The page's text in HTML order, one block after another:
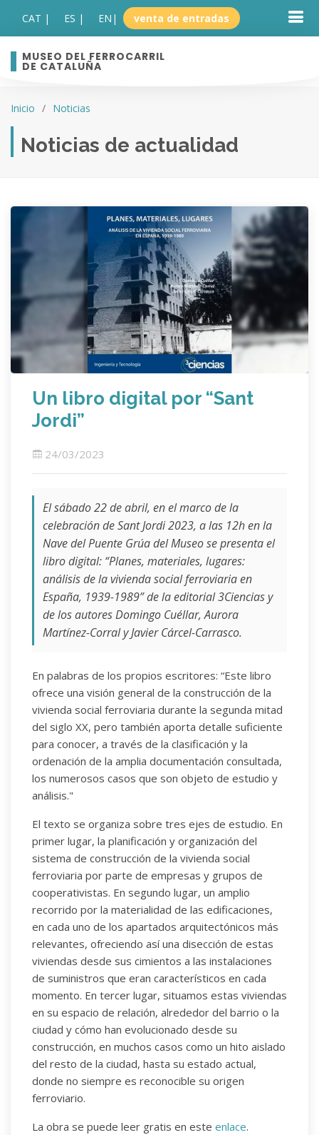
CAT | ES | EN | venta de entradas
MUSEO DEL FERROCARRIL
DE CATALUÑA
Inicio Noticias
Noticias de actualidad
Un libro digital por “Sant
Jordi”
24/03/2023
El sábado 22 de abril, en el marco de la
celebración de Sant Jordi 2023, a las 12h en la
Nave del Puente Grúa del Museo se presenta el
libro digital: “Planes, materiales, lugares:
análisis de la vivienda social ferroviaria en
España, 1939-1989” de la editorial 3Ciencias y
de los autores Domingo Cuéllar, Aurora
Martínez-Corral y Javier Cárcel-Carrasco.
En palabras de los propios escritores: “Este libro
ofrece una visión general de la construcción de la
vivienda social ferroviaria durante la segunda mitad
del siglo XX, pero también aporta detalle suficiente
para conocer, a través de la clasificación y la
ordenación de la amplia documentación consultada,
los numerosos casos que son objeto de estudio y
análisis."
El texto se organiza sobre tres ejes de estudio. En
primer lugar, la planificación y organización del
sistema de construcción de la vivienda social
ferroviaria por parte de empresas y grupos de
cooperativistas. En segundo lugar, un amplio
recorrido por la materialidad de las edificaciones,
en cada uno de los apartados arquitectónicos más
relevantes, ofreciendo así una disección de estas
viviendas desde sus cimientos a las instalaciones
de suministros que eran característicos en cada
momento. En tercer lugar, situamos estas viviendas
en su espacio de relación, alrededor del barrio o la
ciudad y cómo han evolucionado desde su
construcción, en muchos casos como un hito aislado
del resto de la ciudad, hasta su estado actual,
donde no siempre es reconocible su origen
ferroviario.
La obra se puede leer gratis en este enlace.